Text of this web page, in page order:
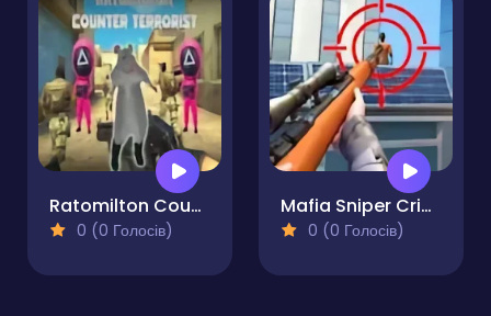
Ratomilton Counter Terrorist
0 (0 Голосів)
Mafia Sniper Crime Shooting
0 (0 Голосів)